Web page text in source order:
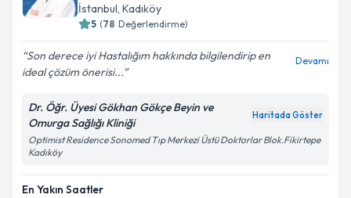
İstanbul, Kadıköy
5 (78 Değerlendirme)
Son derece iyi Hastalığım hakkında bilgilendirip en
ideal çözüm önerisi...
Devamı
Dr. Öğr. Üyesi Gökhan Gökçe Beyin ve
Omurga Sağlığı Kliniği
Haritada Göster
Optimist Residence Sonomed Tıp Merkezi Üstü Doktorlar Blok.Fikirtepe
Kadıköy
En Yakın Saatler